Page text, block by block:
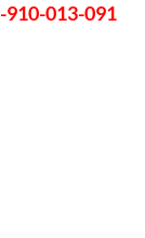
910-013-091